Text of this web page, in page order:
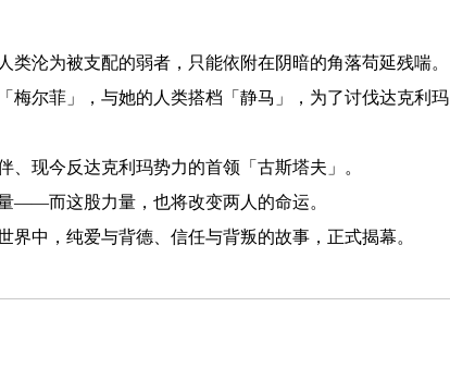
沦为被支配的弱者，只能依附在阴暗的角落苟延残喘。
梅尔菲」，与她的人类搭档「静马」，为了讨伐达克利玛
现今反达克利玛势力的首领「古斯塔夫」。
——而这股力量，也将改变两人的命运。
中，纯爱与背德、信任与背叛的故事，正式揭幕。